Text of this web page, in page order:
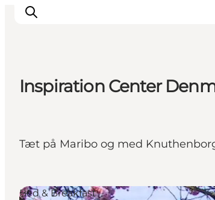
For børn
Kultur
Planlæg din ferie
Inspiration Center
Tæt på Maribo og med
Bed & Breakfast